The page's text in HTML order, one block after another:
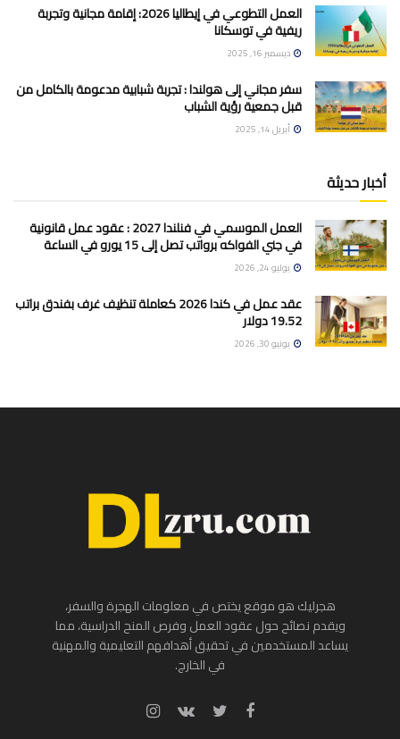
العمل التطوعي في إيطاليا 2026: إقامة مجانية وتجربة
ريفية في توسكانا
ديسمبر 16, 2025
سفر مجاني إلى هولندا : تجربة شبابية مدعومة بالكامل من
قبل جمعية رؤية الشباب
أبريل 14, 2025
أخبار حديثة
العمل الموسمي في فنلندا 2027 : عقود عمل قانونية
في جني الفواكه برواتب تصل إلى 15 يورو في الساعة
يوليو 24, 2026
عقد عمل في كندا 2026 كعاملة تنظيف غرف بفندق براتب
19.52 دولار
يونيو 30, 2026
هجرليك هو موقع يختص في معلومات الهجرة والسفر،
ويقدم نصائح حول عقود العمل وفرص المنح الدراسية، مما
يساعد المستخدمين في تحقيق أهدافهم التعليمية والمهنية
في الخارج.